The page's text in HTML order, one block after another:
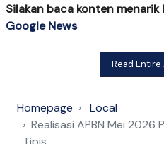
Silakan baca konten menarik
Google News
Read
Homepage
Local
Realisasi APBN Mei